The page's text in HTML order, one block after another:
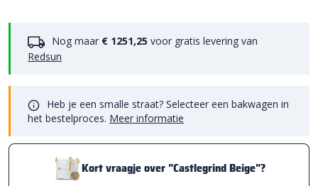
Nog maar € 1251,25 voor gratis levering van
Redsun
Heb je een smalle straat? Selecteer een bakwagen in
het bestelproces. Meer informatie
Kort vraagje over "Castlegrind Beige"?